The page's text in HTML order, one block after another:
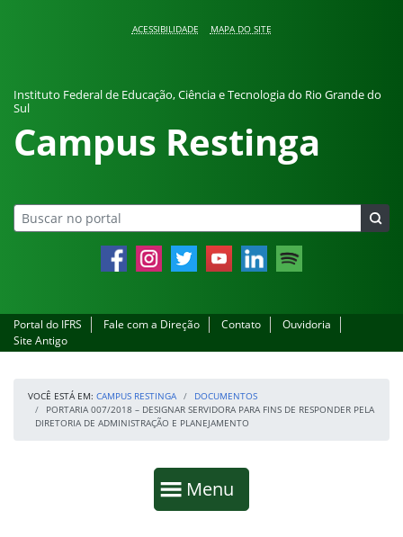
ACESSIBILIDADE MAPA DO SITE
Instituto Federal de Educação, Ciência e Tecnologia do Rio Grande do
Sul
Campus Restinga
FacebookInstagramTwitter YouTube LinkedIn Spotify
Portal do IFRS Fale com a Direção Contato
Ouvidoria
Site Antigo
VOCÊ ESTÁ EM: CAMPUS RESTINGA
DOCUMENTOS
PORTARIA 007/2018 – DESIGNAR SERVIDORA PARA FINS DE RESPONDER PELA
DIRETORIA DE ADMINISTRAÇÃO E PLANEJAMENTO
Mostrar
Menu